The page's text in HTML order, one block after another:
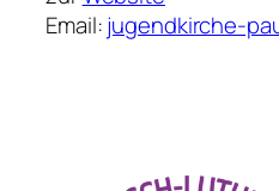
Email:jugendkirche-